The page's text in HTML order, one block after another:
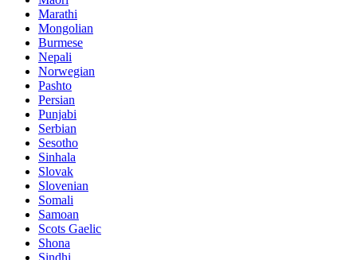
Marathi
Mongolian
Burmese
Nepali
Norwegian
Pashto
Persian
Punjabi
Serbian
Sesotho
Sinhala
Slovak
Slovenian
Somali
Samoan
Scots Gaelic
Shona
Sindhi